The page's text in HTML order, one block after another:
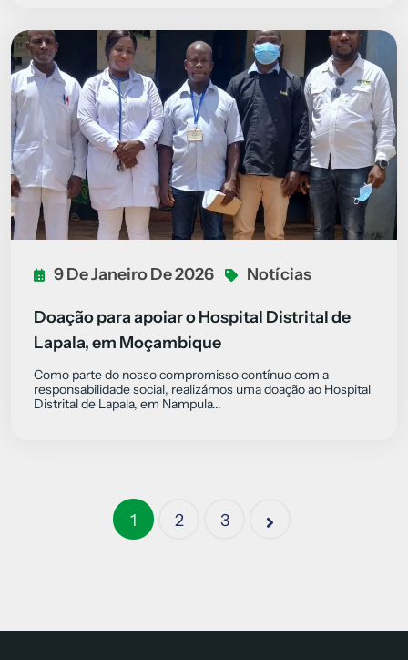
9 De Janeiro De 2026 Notícias
Doação para apoiar o Hospital Distrital de
Lapala, em Moçambique
Como parte do nosso compromisso contínuo com a
responsabilidade social, realizámos uma doação ao Hospital
Distrital de Lapala, em Nampula...
1 2 3